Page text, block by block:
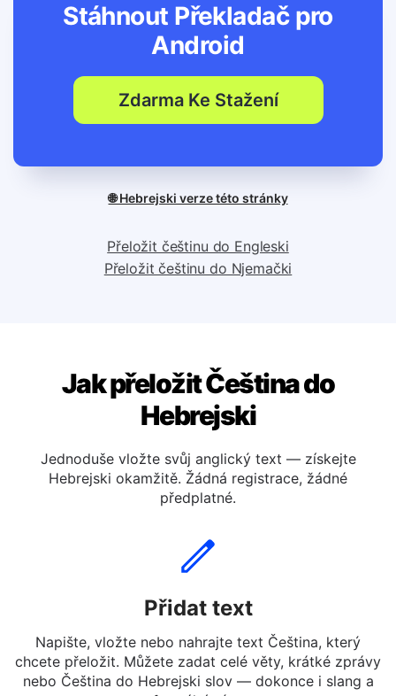
Stáhnout Překladač pro
Android
Zdarma Ke Stažení
🌐 Hebrejski verze této stránky
Jak přeložit Čeština do
Hebrejski
Jednoduše vložte svůj anglický text — získejte
předplatné.
Přidat text
Napište, vložte nebo nahrajte text Čeština, který